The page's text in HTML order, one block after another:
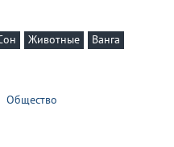
Животные
Ванга
Общество